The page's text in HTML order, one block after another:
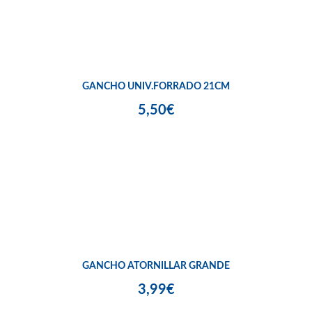
GANCHO UNIV.FORRADO 21CM
5,50€
GANCHO ATORNILLAR GRANDE
3,99€